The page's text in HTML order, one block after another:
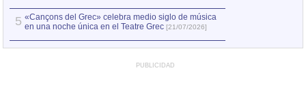
5 «Cançons del Grec» celebra medio siglo de música
en una noche única en el Teatre Grec [21/07/2026]
PUBLICIDAD